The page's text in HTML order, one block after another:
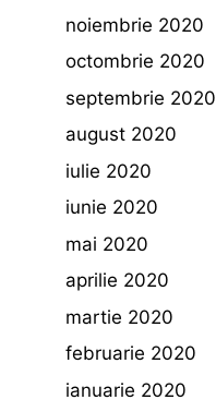
noiembrie 2020
octombrie 2020
septembrie 2020
august 2020
iulie 2020
iunie 2020
mai 2020
aprilie 2020
martie 2020
februarie 2020
ianuarie 2020